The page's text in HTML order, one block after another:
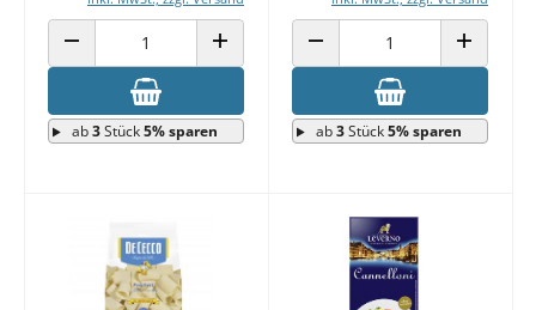
ANZAHL VERRINGERN ANZAHL ERHÖHEN
ab3Stück5% sparen
ANZAHL VERRINGERN ANZAHL
ab3Stück5% sparen